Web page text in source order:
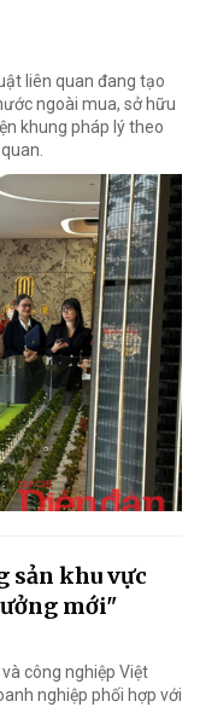
liên quan đang tạo
ngoài mua, sở hữu
khung pháp lý theo
sản khu vực
mới"
công nghiệp Việt
nghiệp phối hợp với